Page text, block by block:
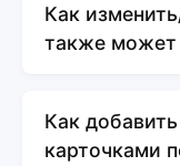
Как
также может
Как
карточками